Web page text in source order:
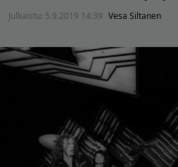
Julkaistu: 5.9.2019 14:39 Vesa Siltanen